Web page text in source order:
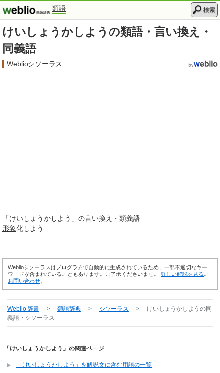
類語 検索
けいしょうかしようの類語・言い換え・
同義語
Weblioシソーラス
「けいしょうかしよう 」の言い換え・類義語
形象化しよう
Weblioシソーラスはプログラムで自動的に生成されているため、一部不適切なキー
ワードが含まれていることもあります。ご了承くださいませ。 詳しい解説を見る
お問い合わせ
Weblio 辞書 > 類語辞典 > シソーラス > けいしょうかしよう の同
義語・シソーラス
「けいしょうかしよう」の関連ページ
「けいしょうかしよう」を解説文に含む用語の一覧